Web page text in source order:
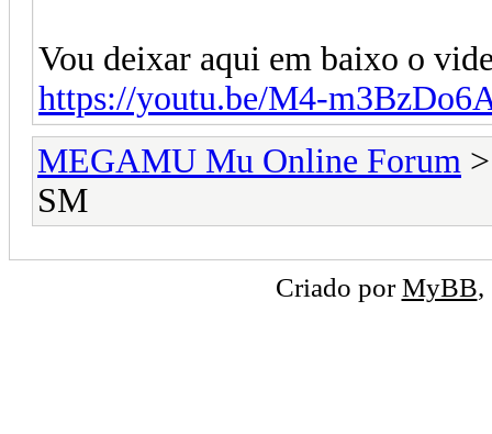
Vou deixar aqui em baixo o
https://youtu.be/M4-
MEGAMU Mu Online Forum
SM
Criado porMyBB,